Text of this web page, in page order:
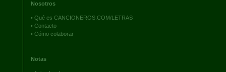
Nosotros
• Qué es CANCIONEROS.COM/LETRAS
• Contacto
• Cómo colaborar
Notas